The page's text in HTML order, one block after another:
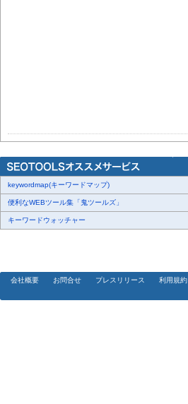
keywordmap(キーワードマップ)
便利なWEBツール集「鬼ツールズ」
キーワードウォッチャー
会社概要 お問合せ プレスリリース 利用規約